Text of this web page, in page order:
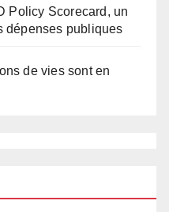
Policy Scorecard, un
dépenses publiques
de vies sont en